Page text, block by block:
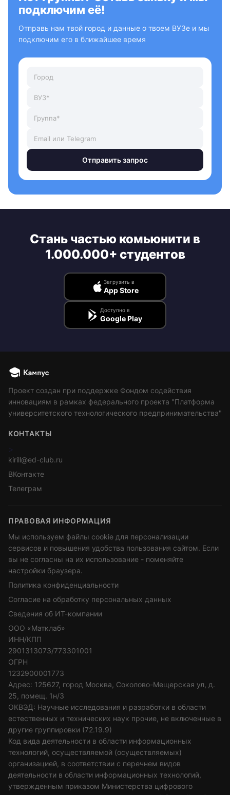
подключим её!
Отправь нам твой город и данные о твоем ВУЗе и мы
подключим его в ближайшее время
Отправить запрос
Стань частью комьюнити в
1.000.000+ студентов
Загрузить в
App Store
Доступно в
Google Play
Проект создан при поддержке Фондом содействия
инновациям в рамках федерального проекта "Платформа
университетского технологического предпринимательства"
КОНТАКТЫ
>
kirill@ed-club.ru
ВКонтакте
Телеграм
ПРАВОВАЯ ИНФОРМАЦИЯ
Мы используем файлы cookie для персонализации
сервисов и повышения удобства пользования сайтом. Если
вы не согласны на их использование - поменяйте
настройки браузера.
Политика конфиденциальности
Согласие на обработку персональных данных
Сведения об ИТ-компании
ООО «Матклаб»
ИНН/КПП
2901313073/773301001
ОГРН
1232900001773
Адрес: 125627, город Москва, Соколово-Мещерская ул, д.
25, помещ. 1н/3
ОКВЭД: Научные исследования и разработки в области
естественных и технических наук прочие, не включенные в
другие группировки (72.19.9)
Код вида деятельности в области информационных
технологий, осуществляемой (осуществляемых)
организацией, в соответствии с перечнем видов
деятельности в области информационных технологий,
утвержденным приказом Министерства цифрового